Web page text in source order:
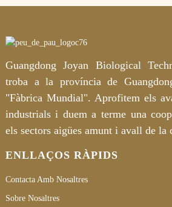
Guangdong Joyan Biological
troba a la província de
"Fàbrica Mundial". Aprofitem els
industrials i duem a terme una
els sectors aigües amunt i avall de la
ENLLAÇOS RÀPIDS
Contacta Amb Nosaltres
Sobre Nosaltres